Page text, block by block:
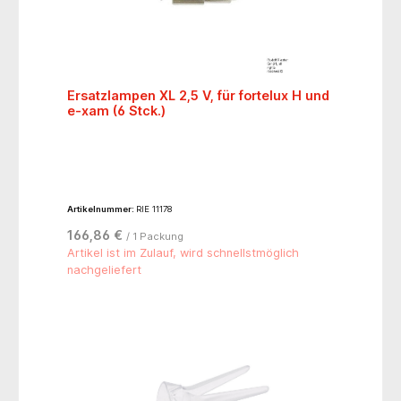
(optional) vereinen die Kamera und das DELTA 20 T
Kunststoff) dunkelgrau / anthrazitHinweis: Die BETA 4
Griff-Generation ist mit der bisherigen Griff-
Ersatzlampen XL 2,5 V, für fortelux H und
e-xam (6 Stck.)
Artikelnummer: RIE 11178
166,86 € / 1 Packung
Artikel ist im Zulauf, wird schnellstmöglich
nachgeliefert